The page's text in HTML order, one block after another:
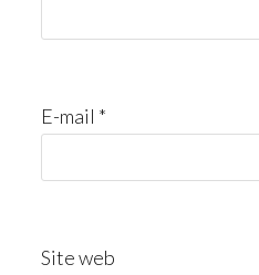
E-mail *
Site web